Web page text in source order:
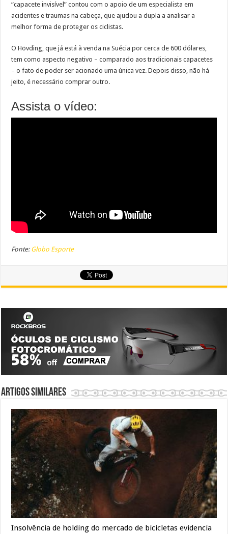
“capacete invisível” contou com o apoio de um especialista em
acidentes e traumas na cabeça, que ajudou a dupla a analisar a
melhor forma de proteger os ciclistas.
O Hövding, que já está à venda na Suécia por cerca de 600 dólares,
tem como aspecto negativo – comparado aos tradicionais capacetes
– o fato de poder ser acionado uma única vez. Depois disso, não há
jeito, é necessário comprar outro.
Assista o vídeo:
Fonte: Globo Esporte
Artigos similares
Insolvência de holding do mercado de bicicletas evidencia